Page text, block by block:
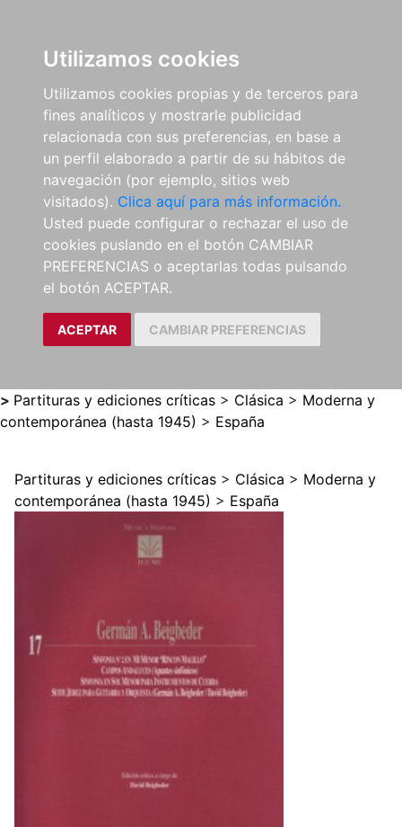
Utilizamos cookies
Utilizamos cookies propias y de terceros para
fines analíticos y mostrarle publicidad
relacionada con sus preferencias, en base a
un perfil elaborado a partir de su hábitos de
navegación (por ejemplo, sitios web
visitados). Clica aquí para más información.
Usted puede configurar o rechazar el uso de
cookies puslando en el botón CAMBIAR
PREFERENCIAS o aceptarlas todas pulsando
el botón ACEPTAR.
ACEPTAR CAMBIAR PREFERENCIAS
> Partituras y ediciones críticas > Clásica > Moderna y
contemporánea (hasta 1945) > España
Partituras y ediciones críticas > Clásica > Moderna y
contemporánea (hasta 1945) > España